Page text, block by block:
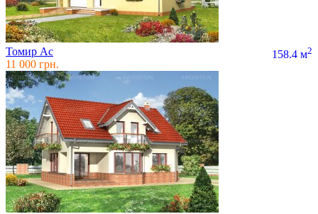
Томир Ас 158.4 м2
11 000 грн.